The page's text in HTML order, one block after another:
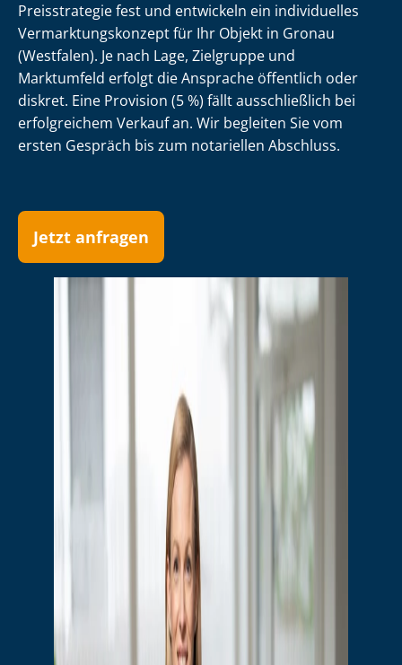
Preisstrategie fest und entwickeln ein individuelles
Ver­mark­tungs­kon­zept für Ihr Objekt in Gronau
(Westfalen). Je nach Lage, Zielgruppe und
Marktumfeld erfolgt die Ansprache öffentlich oder
diskret. Eine Provision (5 %) fällt ausschließlich bei
erfolgreichem Verkauf an. Wir begleiten Sie vom
ersten Gespräch bis zum notariellen Abschluss.
Jetzt anfragen